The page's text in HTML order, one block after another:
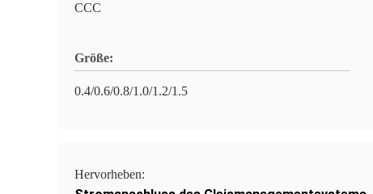
CCC
Größe:
0.4/0.6/0.8/1.0/1.2/1.5
Hervorheben: